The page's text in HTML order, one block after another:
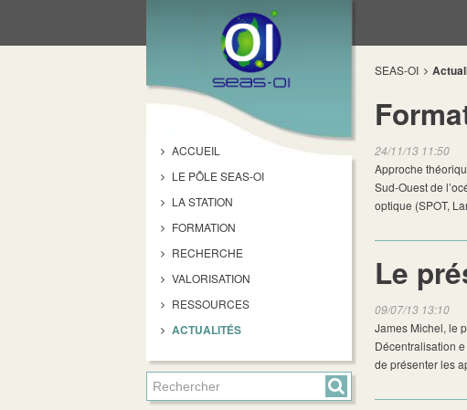
ACCUEIL
LE PÔLE SEAS-OI
LA STATION
FORMATION
RECHERCHE
VALORISATION
RESSOURCES
ACTUALITÉS
SEAS-OI
24/11/13 11:50
Approche
Sud-Ouest de
optique (SPOT,
Le
09/07/13 13:10
James Michel, le
Décentralisation
de présenter les